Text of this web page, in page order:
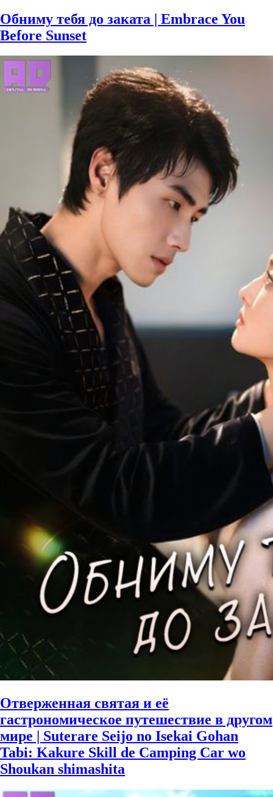
Обниму тебя до заката | Embrace You
Before Sunset
Отверженная святая и её
гастрономическое путешествие в другом
мире | Suterare Seijo no Isekai Gohan
Tabi: Kakure Skill de Camping Car wo
Shoukan shimashita